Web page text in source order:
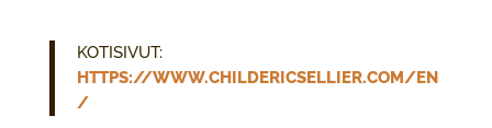
KOTISIVUT:
HTTPS://WWW.CHILDERICSELLIER.COM/EN
/